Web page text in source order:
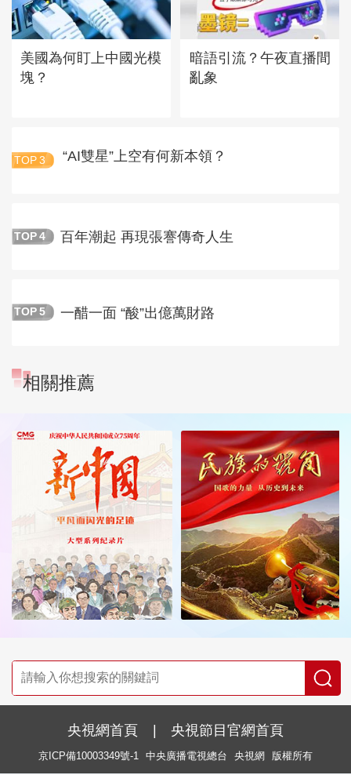
美國為何盯上中國光模
塊？
暗語引流？午夜直播間
亂象
TOP 3 “AI雙星”上空有何新本領？
TOP 4 百年潮起 再現張謇傳奇人生
TOP 5 一醋一面 “酸”出億萬財路
相關推薦
央視網首頁 | 央視節目官網首頁
京ICP備10003349號-1 中央廣播電視總台 央視網 版權所有